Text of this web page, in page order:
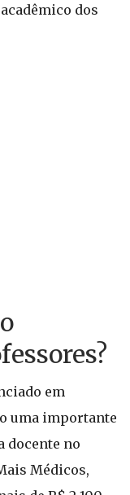
dos
em
uma importante
docente no
Médicos,